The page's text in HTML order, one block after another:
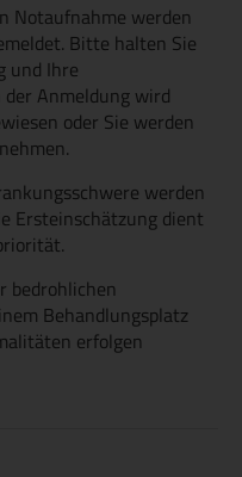
Notaufnahme werden
Bitte halten Sie
und Ihre
Anmeldung wird
oder Sie werden
werden
Ersteinschätzung dient
bedrohlichen
Behandlungsplatz
erfolgen